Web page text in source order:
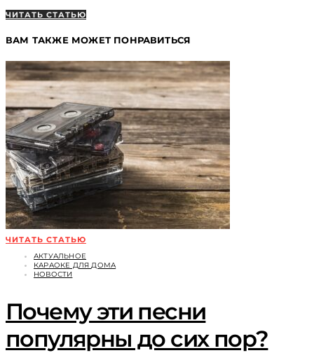
ЧИТАТЬ СТАТЬЮ
ВАМ ТАКЖЕ МОЖЕТ ПОНРАВИТЬСЯ
ЧИТАТЬ СТАТЬЮ
АКТУАЛЬНОЕ
КАРАОКЕ ДЛЯ ДОМА
НОВОСТИ
Почему эти песни
популярны до сих пор?